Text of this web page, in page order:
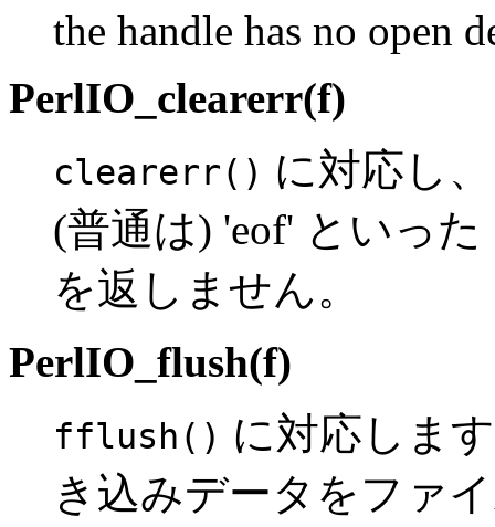
the handle has no open
PerlIO_clearerr(f)
clearerr() に対応し
(普通は) 'eof' といっ
を返しません。
PerlIO_flush(f)
fflush() に対応しま
き込みデータをファ